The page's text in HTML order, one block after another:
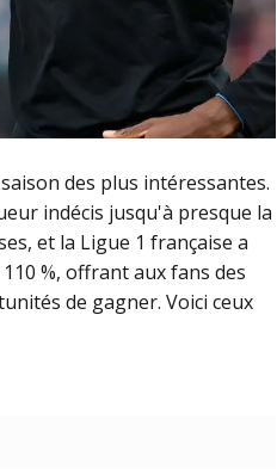
des plus intéressantes.
indécis jusqu'à presque la
et la Ligue 1 française a
%, offrant aux fans des
de gagner. Voici ceux